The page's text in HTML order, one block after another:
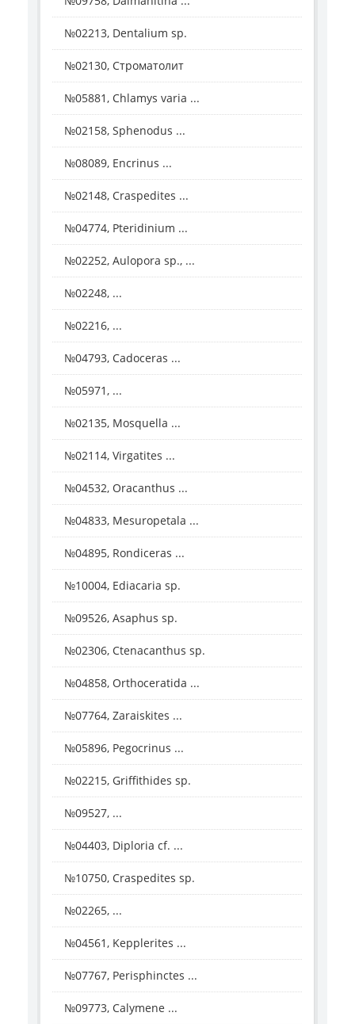
№02213, Dentalium sp.
№02130, Строматолит
№05881, Chlamys varia ...
№02158, Sphenodus ...
№08089, Encrinus ...
№02148, Craspedites ...
№04774, Pteridinium ...
№02252, Aulopora sp., ...
№02248, ...
№02216, ...
№04793, Cadoceras ...
№05971, ...
№02135, Mosquella ...
№02114, Virgatites ...
№04532, Oracanthus ...
№04833, Mesuropetala ...
№04895, Rondiceras ...
№10004, Ediacaria sp.
№09526, Asaphus sp.
№02306, Ctenacanthus sp.
№04858, Orthoceratida ...
№07764, Zaraiskites ...
№05896, Pegocrinus ...
№02215, Griffithides sp.
№09527, ...
№04403, Diploria cf. ...
№10750, Craspedites sp.
№02265, ...
№04561, Kepplerites ...
№07767, Perisphinctes ...
№09773, Calymene ...